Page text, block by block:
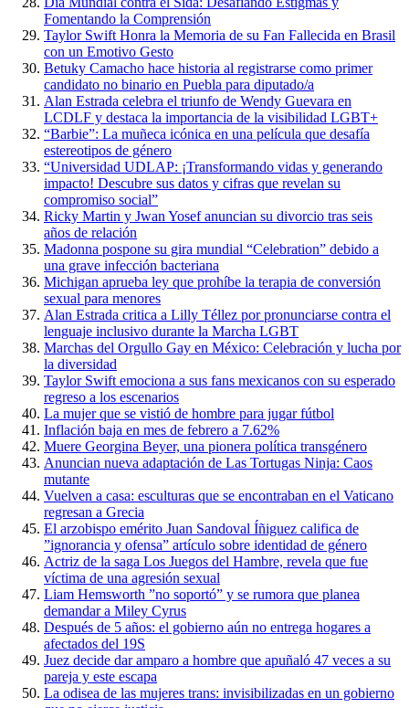
Fomentando la Comprensión
Taylor Swift Honra la Memoria de su Fan Fallecida en Brasil
con un Emotivo Gesto
Betuky Camacho hace historia al registrarse como primer
candidato no binario en Puebla para diputado/a
Alan Estrada celebra el triunfo de Wendy Guevara en
LCDLF y destaca la importancia de la visibilidad LGBT+
“Barbie”: La muñeca icónica en una película que desafía
estereotipos de género
“Universidad UDLAP: ¡Transformando vidas y generando
impacto! Descubre sus datos y cifras que revelan su
compromiso social”
Ricky Martin y Jwan Yosef anuncian su divorcio tras seis
años de relación
Madonna pospone su gira mundial “Celebration” debido a
una grave infección bacteriana
Michigan aprueba ley que prohíbe la terapia de conversión
sexual para menores
Alan Estrada critica a Lilly Téllez por pronunciarse contra el
lenguaje inclusivo durante la Marcha LGBT
Marchas del Orgullo Gay en México: Celebración y lucha por
la diversidad
Taylor Swift emociona a sus fans mexicanos con su esperado
regreso a los escenarios
La mujer que se vistió de hombre para jugar fútbol
Inflación baja en mes de febrero a 7.62%
Muere Georgina Beyer, una pionera política transgénero
Anuncian nueva adaptación de Las Tortugas Ninja: Caos
mutante
Vuelven a casa: esculturas que se encontraban en el Vaticano
regresan a Grecia
El arzobispo emérito Juan Sandoval Íñiguez califica de
”ignorancia y ofensa” artículo sobre identidad de género
Actriz de la saga Los Juegos del Hambre, revela que fue
víctima de una agresión sexual
Liam Hemsworth ”no soportó” y se rumora que planea
demandar a Miley Cyrus
Después de 5 años: el gobierno aún no entrega hogares a
afectados del 19S
Juez decide dar amparo a hombre que apuñaló 47 veces a su
pareja y este escapa
La odisea de las mujeres trans: invisibilizadas en un gobierno